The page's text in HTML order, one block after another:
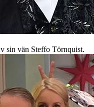
sin vän Steffo Törnquist.